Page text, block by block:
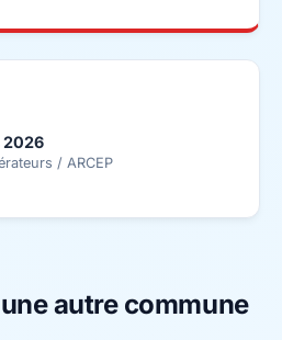
2026
/ ARCEP
autre commune